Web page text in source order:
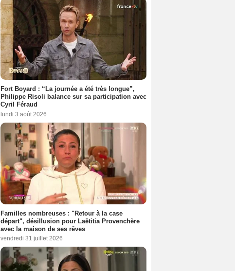
Fort Boyard : “La journée a été très longue”,
Philippe Risoli balance sur sa participation avec
Cyril Féraud
lundi 3 août 2026
Familles nombreuses : "Retour à la case
départ", désillusion pour Laëtitia Provenchère
avec la maison de ses rêves
vendredi 31 juillet 2026